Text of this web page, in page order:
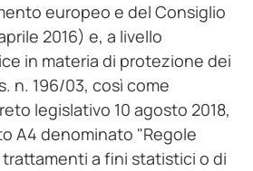
europeo e del Consiglio
2016) e, a livello
in materia di protezione dei
n. 196/03, così come
legislativo 10 agosto 2018,
A4 denominato "Regole
a fini statistici o di